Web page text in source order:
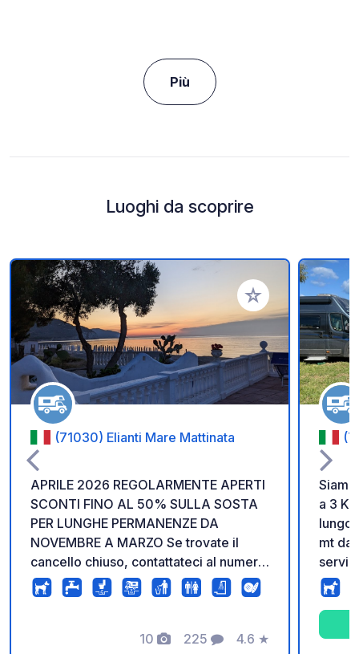
Più
Luoghi da scoprire
Aggiungi ai tuoi
(71030) Elianti Mare Mattinata
APRILE 2026 REGOLARMENTE APERTI
SCONTI FINO AL 50% SULLA SOSTA
PER LUNGHE PERMANENZE DA
NOVEMBRE A MARZO Se trovate il
cancello chiuso, contattateci al numero
di telefono presente sull'insegna ed
arriveremo in pochi minuti. Area di
mare, con accesso privato alla
10
Foto
225
Commenti
4.6
Valutazione
★
a 3
lungo
mt
Il